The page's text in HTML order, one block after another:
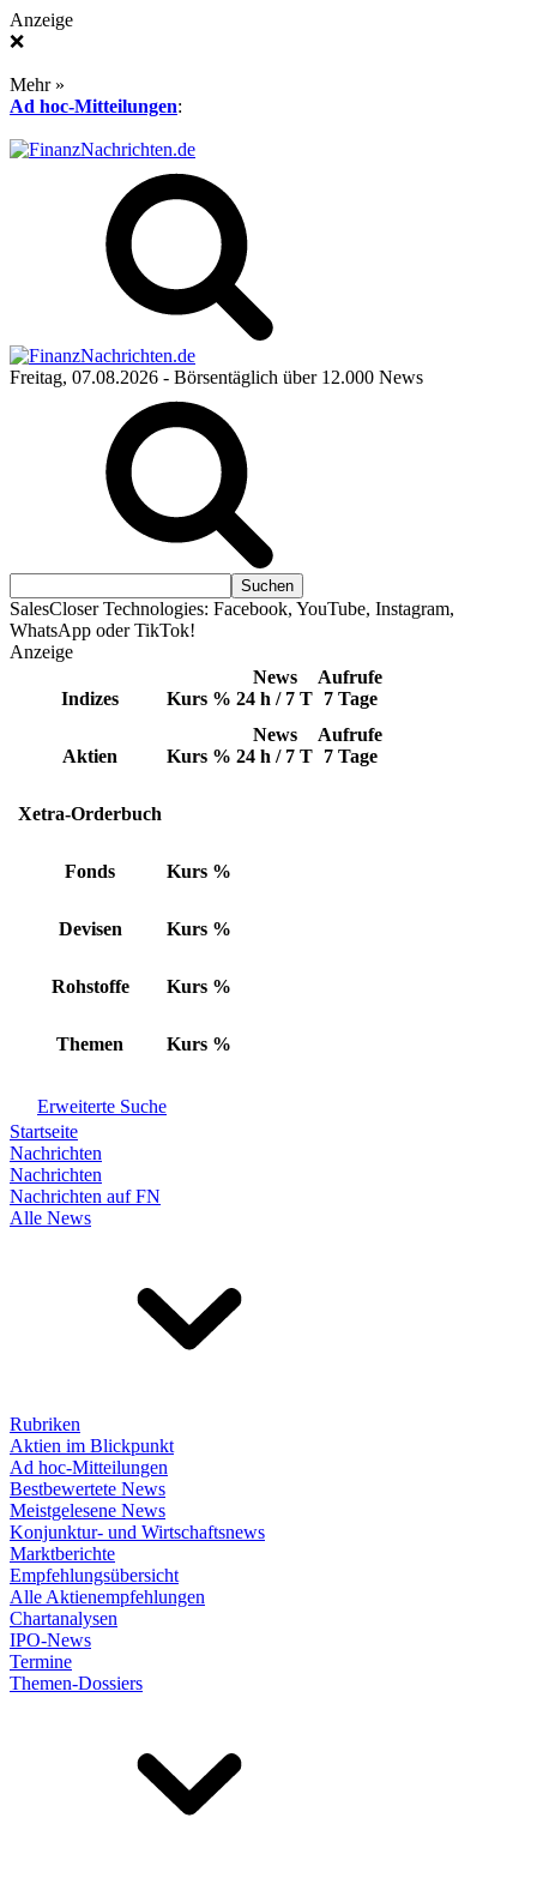
Anzeige
❌
Mehr »
Ad hoc-Mitteilungen:
Freitag, 07.08.2026 - Börsentäglich über 12.000 News
SalesCloser Technologies: Facebook, YouTube, Instagram,
WhatsApp oder TikTok!
Anzeige
Indizes Kurs %
News
24 h / 7 T
Aufrufe
7 Tage
Aktien Kurs %
News
24 h / 7 T
Aufrufe
7 Tage
Xetra-Orderbuch
Fonds Kurs %
Devisen Kurs %
Rohstoffe Kurs %
Themen Kurs %
Erweiterte Suche
Startseite
Nachrichten
Nachrichten
Nachrichten auf FN
Alle News
Rubriken
Aktien im Blickpunkt
Ad hoc-Mitteilungen
Bestbewertete News
Meistgelesene News
Konjunktur- und Wirtschaftsnews
Marktberichte
Empfehlungsübersicht
Alle Aktienempfehlungen
Chartanalysen
IPO-News
Termine
Themen-Dossiers